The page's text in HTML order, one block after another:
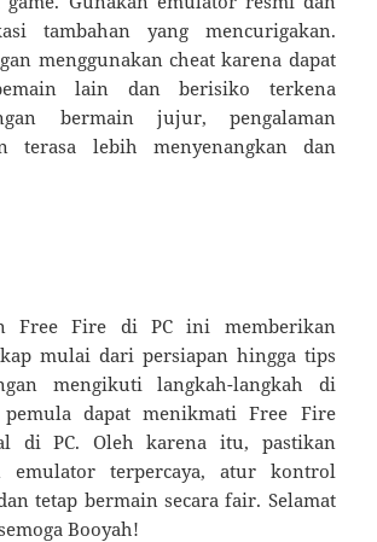
tambahan yang mencurigakan.
menggunakan cheat karena dapat
lain dan berisiko terkena
bermain jujur, pengalaman
terasa lebih menyenangkan dan
Free Fire di PC ini memberikan
mulai dari persiapan hingga tips
mengikuti langkah-langkah di
dapat menikmati Free Fire
di PC. Oleh karena itu, pastikan
emulator terpercaya, atur kontrol
tetap bermain secara fair. Selamat
Booyah!